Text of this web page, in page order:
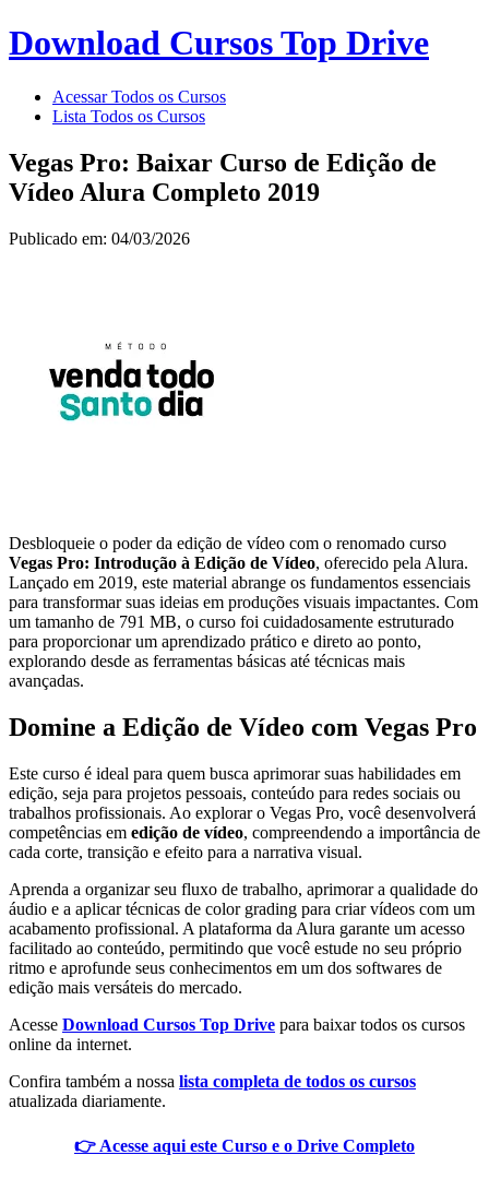
Download Cursos Top Drive
Acessar Todos os Cursos
Lista Todos os Cursos
Vegas Pro: Baixar Curso de Edição de
Vídeo Alura Completo 2019
Publicado em: 04/03/2026
Desbloqueie o poder da edição de vídeo com o renomado curso
Vegas Pro: Introdução à Edição de Vídeo, oferecido pela Alura.
Lançado em 2019, este material abrange os fundamentos essenciais
para transformar suas ideias em produções visuais impactantes. Com
um tamanho de 791 MB, o curso foi cuidadosamente estruturado
para proporcionar um aprendizado prático e direto ao ponto,
explorando desde as ferramentas básicas até técnicas mais
avançadas.
Domine a Edição de Vídeo com Vegas Pro
Este curso é ideal para quem busca aprimorar suas habilidades em
edição, seja para projetos pessoais, conteúdo para redes sociais ou
trabalhos profissionais. Ao explorar o Vegas Pro, você desenvolverá
competências em edição de vídeo, compreendendo a importância de
cada corte, transição e efeito para a narrativa visual.
Aprenda a organizar seu fluxo de trabalho, aprimorar a qualidade do
áudio e a aplicar técnicas de color grading para criar vídeos com um
acabamento profissional. A plataforma da Alura garante um acesso
facilitado ao conteúdo, permitindo que você estude no seu próprio
ritmo e aprofunde seus conhecimentos em um dos softwares de
edição mais versáteis do mercado.
Acesse Download Cursos Top Drive para baixar todos os cursos
online da internet.
Confira também a nossa lista completa de todos os cursos
atualizada diariamente.
👉 Acesse aqui este Curso e o Drive Completo